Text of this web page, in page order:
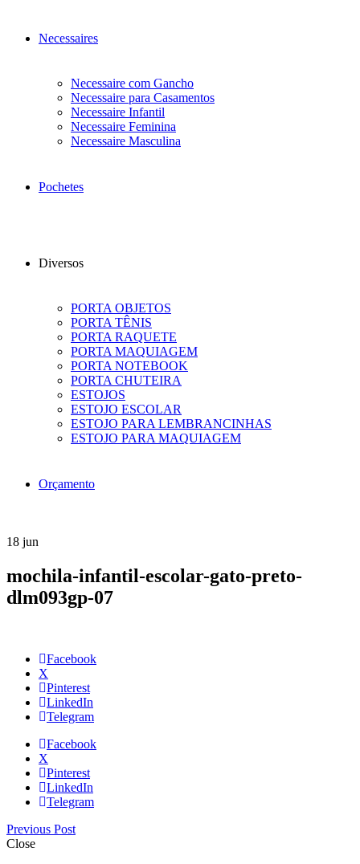
Necessaires
Necessaire com Gancho
Necessaire para Casamentos
Necessaire Infantil
Necessaire Feminina
Necessaire Masculina
Pochetes
Diversos
PORTA OBJETOS
PORTA TÊNIS
PORTA RAQUETE
PORTA MAQUIAGEM
PORTA NOTEBOOK
PORTA CHUTEIRA
ESTOJOS
ESTOJO ESCOLAR
ESTOJO PARA LEMBRANCINHAS
ESTOJO PARA MAQUIAGEM
Orçamento
18 jun
mochila-infantil-escolar-gato-preto-
dlm093gp-07
Facebook
X
Pinterest
LinkedIn
Telegram
Facebook
X
Pinterest
LinkedIn
Telegram
Previous Post
Close